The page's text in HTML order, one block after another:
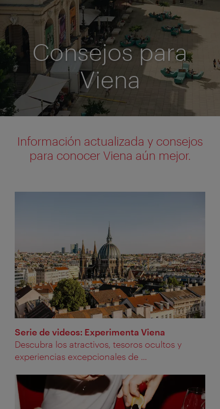
Consejos para
Viena
Información actualizada y consejos
para conocer Viena aún mejor.
Serie de videos: Experimenta Viena
Descubra los atractivos, tesoros ocultos y
experiencias excepcionales de ...